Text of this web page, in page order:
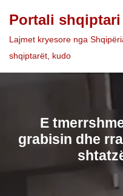
Skip
to
Portali shqiptari
Lajmet kryesore nga
shqiptarët, kudo
E
grabisin dhe